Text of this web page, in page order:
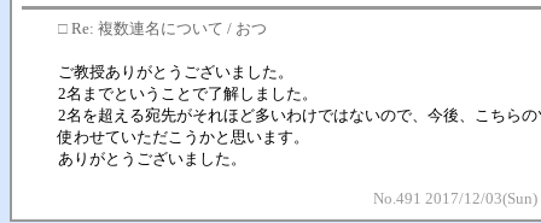
□ Re: 複数連名について / おつ
ご教授ありがとうございました。
2名までということで了解しました。
2名を超える宛先がそれほど多いわけではないので、今後、こちら
使わせていただこうかと思います。
ありがとうございました。
No.491 2017/12/